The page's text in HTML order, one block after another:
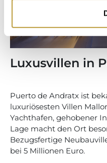
Luxusvillen in
Puerto de Andratx ist
luxuriösesten Villen
Yachthafen, gehobener
Lage macht den Ort
Bezugsfertige
bei 5 Millionen Euro.